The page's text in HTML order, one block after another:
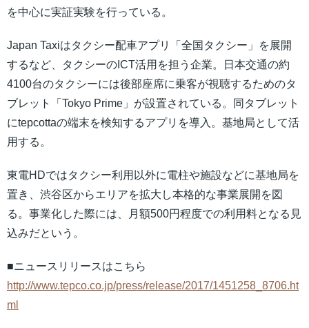
を中心に実証実験を行っている。
Japan Taxiはタクシー配車アプリ「全国タクシー」を展開
するなど、タクシーのICT活用を担う企業。日本交通の約
4100台のタクシーには後部座席に乗客が視聴するためのタ
ブレット「Tokyo Prime」が設置されている。同タブレット
にtepcottaの端末を検知するアプリを導入。基地局として活
用する。
東電HDではタクシー利用以外に電柱や施設などに基地局を
置き、渋谷区からエリアを拡大し本格的な事業展開を図
る。事業化した際には、月額500円程度での利用料となる見
込みだという。
■ニュースリリースはこちら
http://www.tepco.co.jp/press/release/2017/1451258_8706.ht
ml